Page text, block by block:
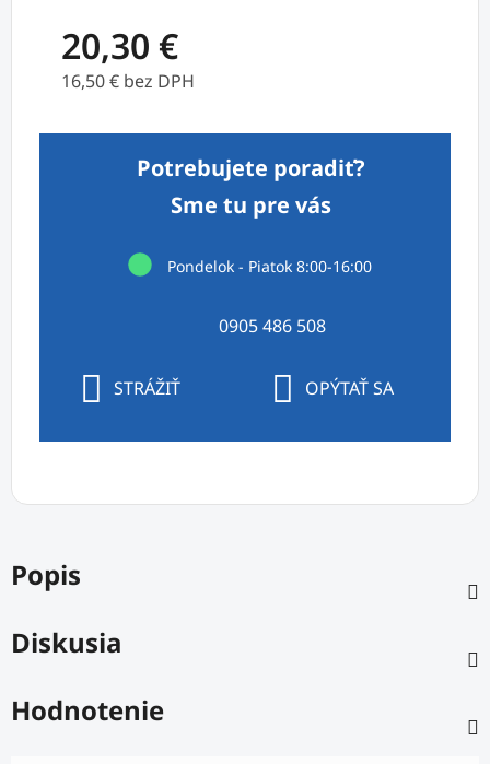
20,30 €
16,50 € bez DPH
Potrebujete poradiť?
Sme tu pre vás
Pondelok - Piatok 8:00-16:00
0905 486 508
STRÁŽIŤ OPÝTAŤ SA
Popis
Diskusia
Hodnotenie